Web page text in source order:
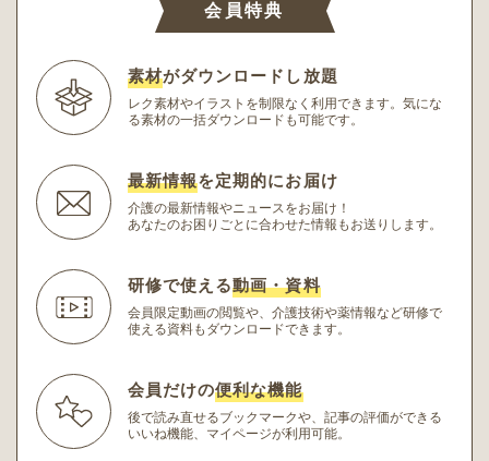
会員特典
素材がダウンロードし放題
レク素材やイラストを制限なく利用できます。 気にな
る素材の一括ダウンロードも可能です。
最新情報を定期的にお届け
介護の最新情報やニュースをお届け！
あなたのお困りごとに合わせた情報もお送りします。
研修で使える動画・資料
会員限定動画の閲覧や、介護技術や薬情報など研修で
使える資料もダウンロードできます。
会員だけの便利な機能
後で読み直せるブックマークや、記事の評価ができる
いいね機能、マイページが利用可能。